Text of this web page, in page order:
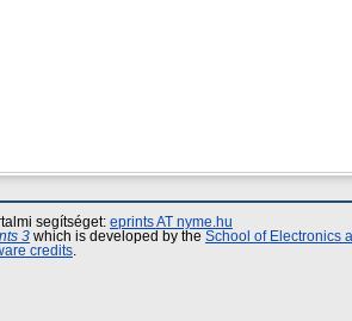
segítséget: eprints AT nyme.hu
3 which is developed by the School of Electronics
credits